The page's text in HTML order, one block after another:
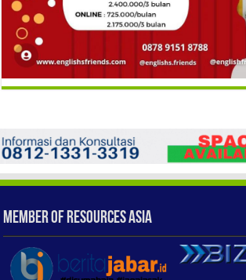
Member of Resources Asia